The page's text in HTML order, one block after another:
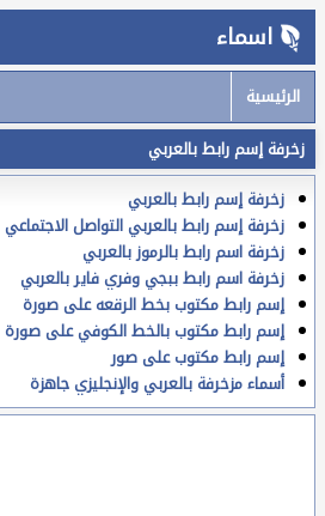
اسماء
الرئيسية
زخرفة إسم رابط بالعربي
زخرفة إسم رابط بالعربي
زخرفة إسم رابط بالعربي التواصل الاجتماعي
زخرفة اسم رابط بالرموز بالعربي
زخرفة اسم رابط ببجي وفري فاير بالعربي
إسم رابط مكتوب بخط الرقعه على صورة
إسم رابط مكتوب بالخط الكوفي على صورة
إسم رابط مكتوب على صور
أسماء مزخرفة بالعربي والإنجليزي جاهزة